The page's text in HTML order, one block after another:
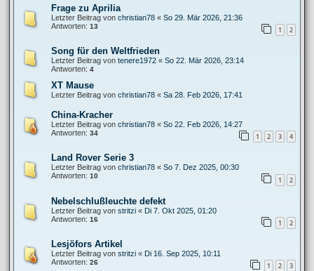
Frage zu Aprilia
Letzter Beitrag von christian78 « So 29. Mär 2026, 21:36
Antworten: 13 1 2
Song für den Weltfrieden
Letzter Beitrag von tenere1972 « So 22. Mär 2026, 23:14
Antworten: 4
XT Mause
Letzter Beitrag von christian78 « Sa 28. Feb 2026, 17:41
China-Kracher
Letzter Beitrag von christian78 « So 22. Feb 2026, 14:27
Antworten: 34 1 2 3 4
Land Rover Serie 3
Letzter Beitrag von christian78 « So 7. Dez 2025, 00:30
Antworten: 10 1 2
Nebelschlußleuchte defekt
Letzter Beitrag von stritzi « Di 7. Okt 2025, 01:20
Antworten: 16 1 2
Lesjöfors Artikel
Letzter Beitrag von stritzi « Di 16. Sep 2025, 10:11
Antworten: 26 1 2 3